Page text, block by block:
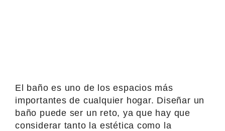
El baño es uno de los espacios más
importantes de cualquier hogar. Diseñar un
baño puede ser un reto, ya que hay que
considerar tanto la estética como la